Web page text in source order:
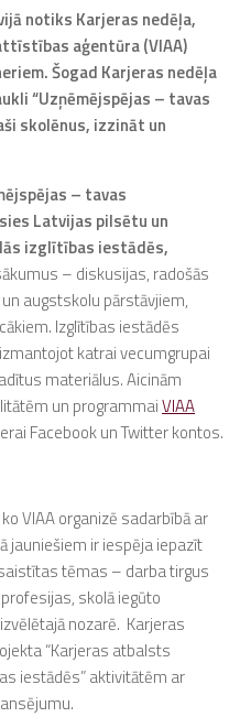
notiks Karjeras nedēļa,
aģentūra (VIAA)
Šogad Karjeras nedēļa
“Uzņēmējspējas – tavas
skolēnus, izzināt un
– tavas
Latvijas pilsētu un
izglītības iestādēs,
– diskusijas, radošās
augstskolu pārstāvjiem,
Izglītības iestādēs
katrai vecumgrupai
materiālus. Aicinām
un programmaiVIAA
Facebook un Twitter kontos.
VIAA organizē sadarbībā ar
jauniešiem ir iespēja iepazīt
tēmas – darba tirgus
skolā iegūto
nozarē. Karjeras
“Karjeras atbalsts
iestādēs” aktivitātēm ar